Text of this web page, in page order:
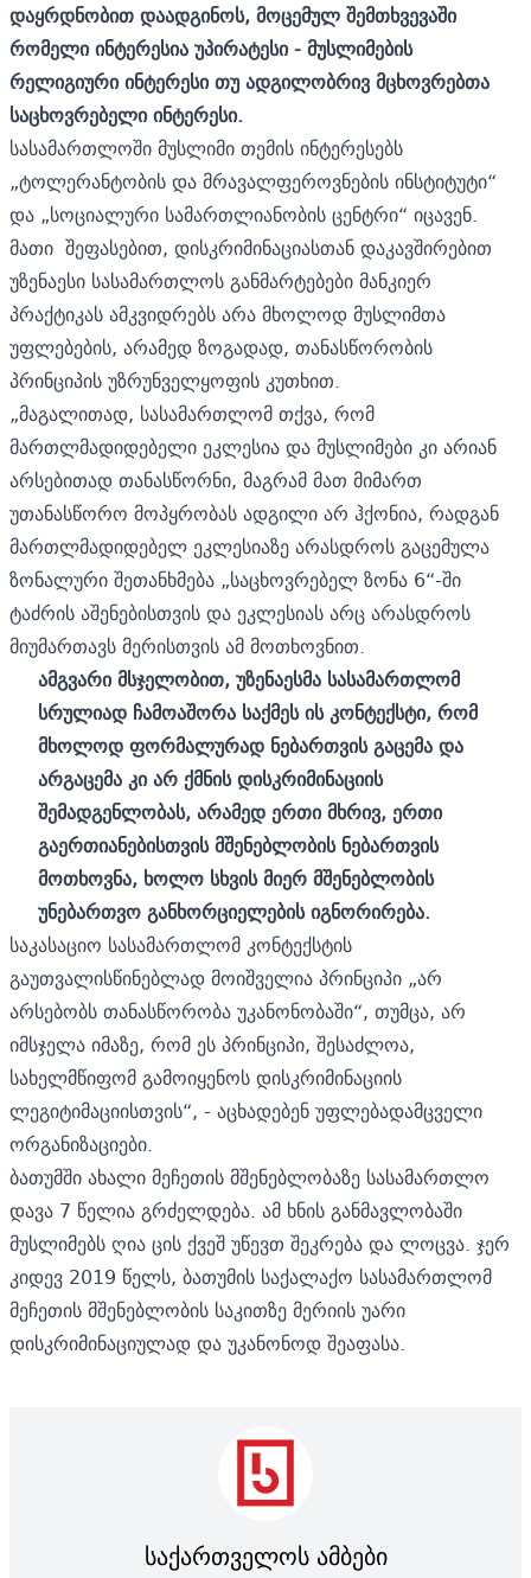
დაყრდნობით დაადგინოს, მოცემულ შემთხვევაში
რომელი ინტერესია უპირატესი - მუსლიმების
რელიგიური ინტერესი თუ ადგილობრივ მცხოვრებთა
საცხოვრებელი ინტერესი.
სასამართლოში მუსლიმი თემის ინტერესებს
„ტოლერანტობის და მრავალფეროვნების ინსტიტუტი“
და „სოციალური სამართლიანობის ცენტრი“ იცავენ.
მათი შეფასებით, დისკრიმინაციასთან დაკავშირებით
უზენაესი სასამართლოს განმარტებები მანკიერ
პრაქტიკას ამკვიდრებს არა მხოლოდ მუსლიმთა
უფლებების, არამედ ზოგადად, თანასწორობის
პრინციპის უზრუნველყოფის კუთხით.
„მაგალითად, სასამართლომ თქვა, რომ
მართლმადიდებელი ეკლესია და მუსლიმები კი არიან
არსებითად თანასწორნი, მაგრამ მათ მიმართ
უთანასწორო მოპყრობას ადგილი არ ჰქონია, რადგან
მართლმადიდებელ ეკლესიაზე არასდროს გაცემულა
ზონალური შეთანხმება „საცხოვრებელ ზონა 6“-ში
ტაძრის აშენებისთვის და ეკლესიას არც არასდროს
მიუმართავს მერისთვის ამ მოთხოვნით.
ამგვარი მსჯელობით, უზენაესმა სასამართლომ
სრულიად ჩამოაშორა საქმეს ის კონტექსტი, რომ
მხოლოდ ფორმალურად ნებართვის გაცემა და
არგაცემა კი არ ქმნის დისკრიმინაციის
შემადგენლობას, არამედ ერთი მხრივ, ერთი
გაერთიანებისთვის მშენებლობის ნებართვის
მოთხოვნა, ხოლო სხვის მიერ მშენებლობის
უნებართვო განხორციელების იგნორირება.
საკასაციო სასამართლომ კონტექსტის
გაუთვალისწინებლად მოიშველია პრინციპი „არ
არსებობს თანასწორობა უკანონობაში“, თუმცა, არ
იმსჯელა იმაზე, რომ ეს პრინციპი, შესაძლოა,
სახელმწიფომ გამოიყენოს დისკრიმინაციის
ლეგიტიმაციისთვის“, - აცხადებენ უფლებადამცველი
ორგანიზაციები.
ბათუმში ახალი მეჩეთის მშენებლობაზე სასამართლო
დავა 7 წელია გრძელდება. ამ ხნის განმავლობაში
მუსლიმებს ღია ცის ქვეშ უწევთ შეკრება და ლოცვა. ჯერ
კიდევ 2019 წელს, ბათუმის საქალაქო სასამართლომ
მეჩეთის მშენებლობის საკითზე მერიის უარი
დისკრიმინაციულად და უკანონოდ შეაფასა.
საქართველოს ამბები